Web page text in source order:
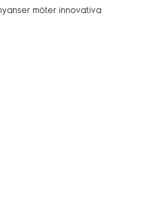
möter innovativa